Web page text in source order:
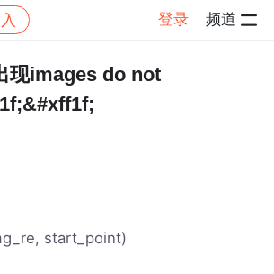
登录 频道
现images do not
start_point)